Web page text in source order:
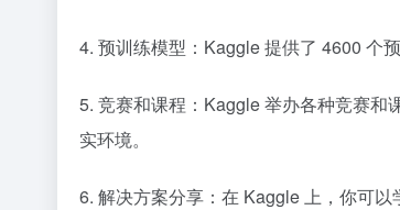
4. 预训练模型：Kaggle 提供了 4600 个
5. 竞赛和课程：Kaggle 举办各种竞赛和
实环境。
6. 解决方案分享：在 Kaggle 上，你可以